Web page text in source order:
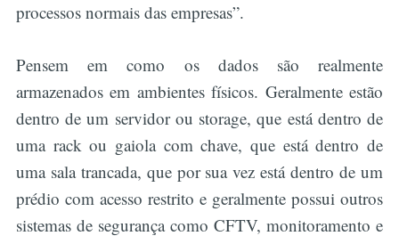
processos normais das empresas”.
Pensem em como os dados são realmente
armazenados em ambientes físicos. Geralmente estão
dentro de um servidor ou storage, que está dentro de
uma rack ou gaiola com chave, que está dentro de
uma sala trancada, que por sua vez está dentro de um
prédio com acesso restrito e geralmente possui outros
sistemas de segurança como CFTV, monitoramento e